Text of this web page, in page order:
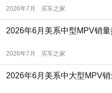
2026年7月 买车之家
2026年6月美系中型MPV销
2026年7月 买车之家
2026年6月美系中大型MPV